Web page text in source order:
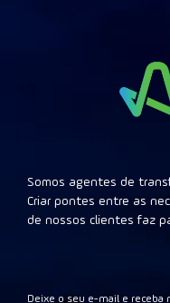
Somos agentes de
Criar pontes entre as
de nossos clientes faz
Deixe o seu e-mail e receba